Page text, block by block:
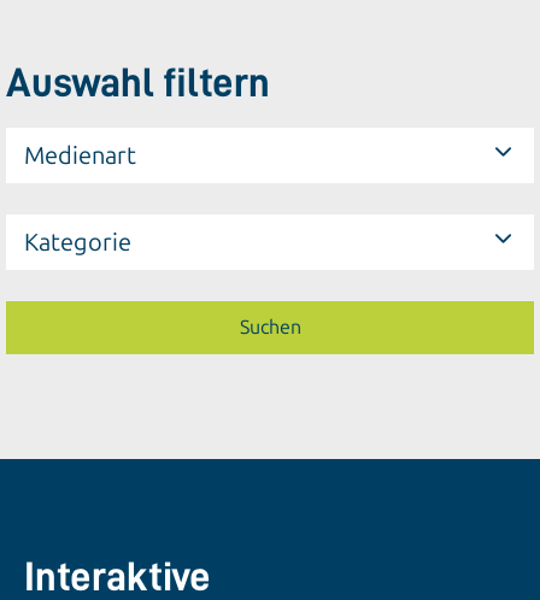
Auswahl filtern
Medienart
Kategorie
Interaktive